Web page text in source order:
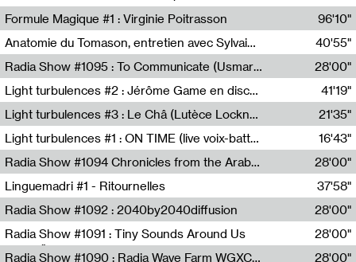
Formule Magique #1 : Virginie Poitrasson
Nathalie Lacroix,Virginie Poitrasson
96'10"
Anatomie du Tomason, entretien avec Sylvain Cardonnel
Loraine Baud,Sylvain Cardonnel
40'55"
Radia Show #1095 : To Communicate (Usmaradio)
Usmaradio
28'00"
Light turbulences #2 : Jérôme Game en discussion avec Thomas Corlin
41'19"
Light turbulences #3 : Le Châ (Lutèce Lockness)
Lutèce Lockness
21'35"
Light turbulences #1 : ON TIME (live voix-batterie) avec Jérôme Game & Jean-Michel Espitallier
Jérôme Game,Jean-Michel Espitallier
16'43"
Radia Show #1094 Chronicles from the Arab Cold War by Ghazi Barakat
Reboot.fm
28'00"
Linguemadri #1 - Ritournelles
Meris Angioletti
37'58"
Radia Show #1092 : 2040by2040diffusion
Diffusion FM
28'00"
Radia Show #1091 : Tiny Sounds Around Us
Radio Študent
28'00"
Radia Show #1090 : Radia Wave Farm WGXC Corey De Juan Sherrard Jr Startalk
28'00"